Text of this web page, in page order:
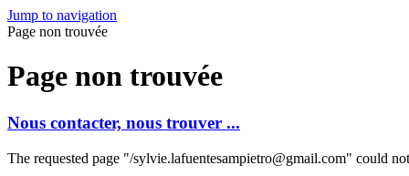
Jump to navigation
Page non trouvée
Page non trouvée
Nous contacter, nous trouver ...
The requested page "/sylvie.lafuentesampietro@gmail.com" could